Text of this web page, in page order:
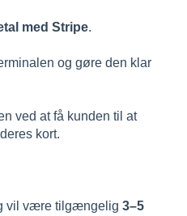
med Stripe.
og gøre den klar
ved at få kunden til at
kort.
vil være tilgængelig 3–5